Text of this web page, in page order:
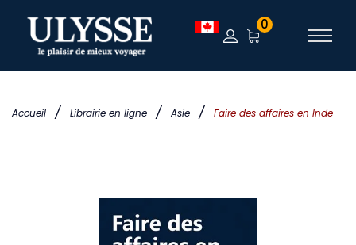
Accueil / Librairie en ligne / Asie / Faire des affaires en Inde
0